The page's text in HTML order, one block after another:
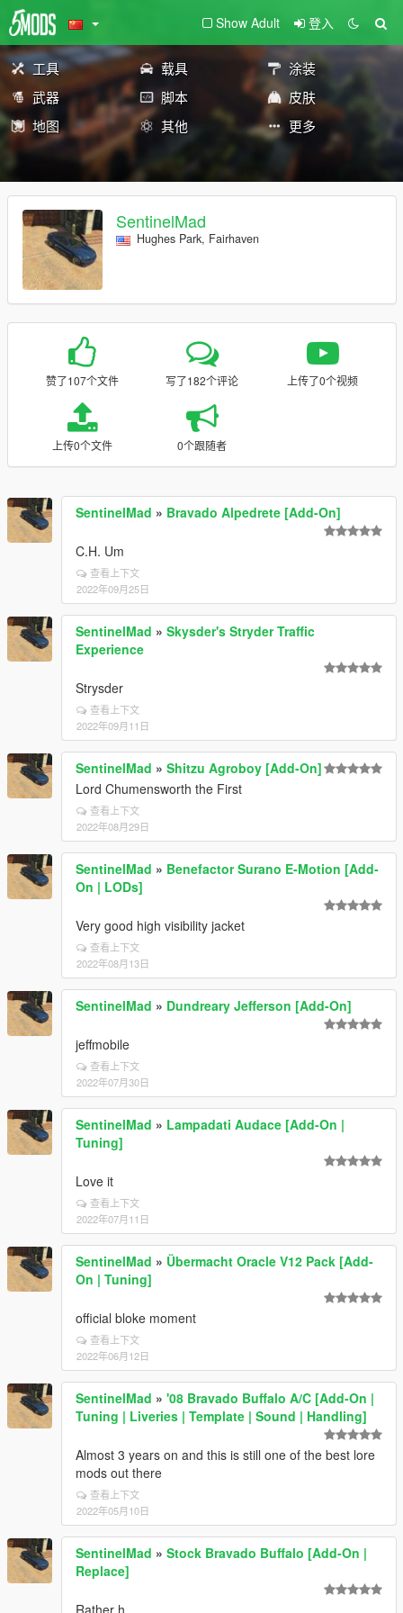
Show Adult 登入
工具 载具
涂装
武器
脚本
皮肤
地图
其他 更多
SentinelMad
Hughes Park, Fairhaven
赞了107个文件 写了182个评论 上传了0个视频
上传0个文件 0个跟随者
SentinelMad » Bravado Alpedrete [Add-On]
C.H. Um
查看上下文
2022年09月25日
SentinelMad » Skysder's Stryder Traffic
Experience
Strysder
查看上下文
2022年09月11日
SentinelMad » Shitzu Agroboy [Add-On]
Lord Chumensworth the First
查看上下文
2022年08月29日
SentinelMad » Benefactor Surano E-Motion [Add-
On | LODs]
Very good high visibility jacket
查看上下文
2022年08月13日
SentinelMad » Dundreary Jefferson [Add-On]
jeffmobile
查看上下文
2022年07月30日
SentinelMad » Lampadati Audace [Add-On |
Tuning]
Love it
查看上下文
2022年07月11日
SentinelMad » Übermacht Oracle V12 Pack [Add-
On | Tuning]
official bloke moment
查看上下文
2022年06月12日
SentinelMad » '08 Bravado Buffalo A/C [Add-On |
Tuning | Liveries | Template | Sound | Handling]
Almost 3 years on and this is still one of the best lore
mods out there
查看上下文
2022年05月10日
SentinelMad » Stock Bravado Buffalo [Add-On |
Replace]
Rather h